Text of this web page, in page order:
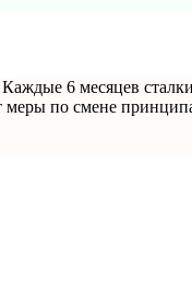
6 месяцев
по смене